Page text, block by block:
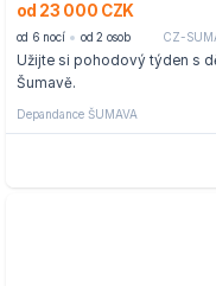
od 23 000 CZK
od 6 nocí od 2 osob CZ-
Užijte si pohodový týden s
Šumavě.
Depandance ŠUMAVA